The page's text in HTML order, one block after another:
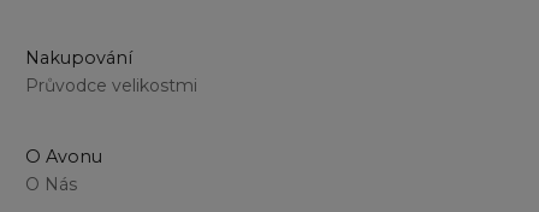
Nakupování
Průvodce velikostmi
O Avonu
O Nás